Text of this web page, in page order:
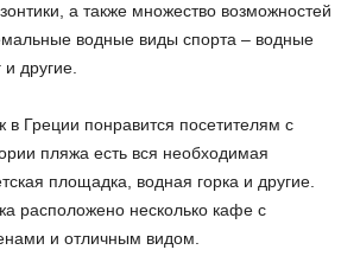
а также множество возможностей
водные виды спорта – водные
другие.
в Греции понравится посетителям с
пляжа есть вся необходимая
площадка, водная горка и другие.
расположено несколько кафе с
и отличным видом.